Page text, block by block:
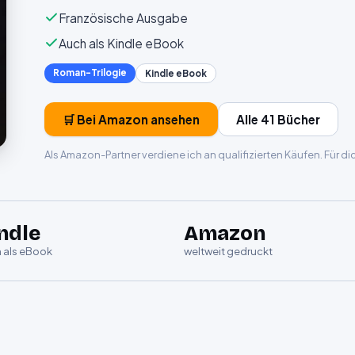
Französische Ausgabe
Auch als Kindle eBook
Roman-Trilogie Kindle eBook
🛒 Bei Amazon ansehen Alle 41 Bücher
Als Amazon-Partner verdiene ich an qualifizierten Käufen. Für
als eBook
Amazon
weltweit gedruckt